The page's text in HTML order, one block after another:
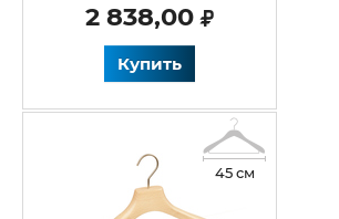
2 838,00
Купить
45 см